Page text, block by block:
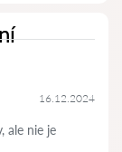
16.12.2024
ale nie je